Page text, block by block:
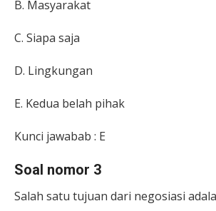
B. Masyarakat
C. Siapa saja
D. Lingkungan
E. Kedua belah pihak
Kunci jawabab : E
Soal nomor 3
Salah satu tujuan dari negosiasi